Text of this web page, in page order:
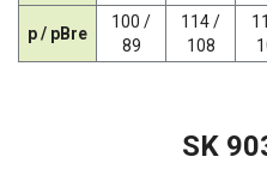
p / pBre
100 /
89
114 /
108
SK